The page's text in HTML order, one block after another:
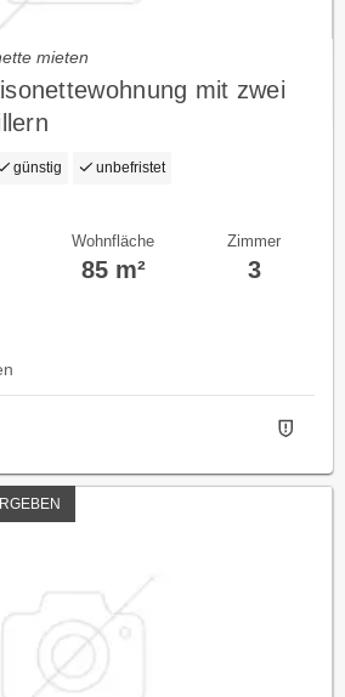
mieten
mit zwei
günstig unbefristet
Wohnfläche
85 m²
Zimmer
3